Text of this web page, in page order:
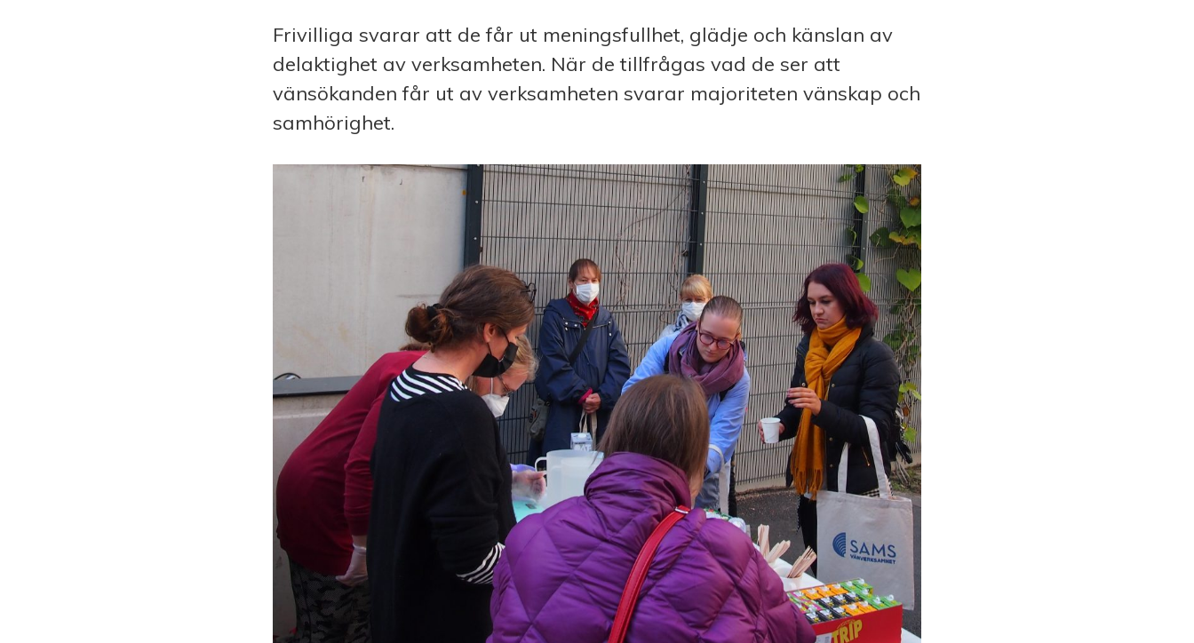
Frivilliga svarar att de får ut meningsfullhet, glädje och känslan av
delaktighet av verksamheten. När de tillfrågas vad de ser att
vänsökanden får ut av verksamheten svarar majoriteten vänskap och
samhörighet.